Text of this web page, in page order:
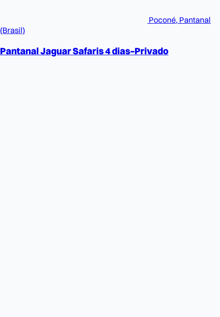
Poconé, Pantanal
(Brasil)
Pantanal Jaguar Safaris 4 dias–Privado